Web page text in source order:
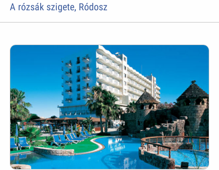
A rózsák szigete, Ródosz